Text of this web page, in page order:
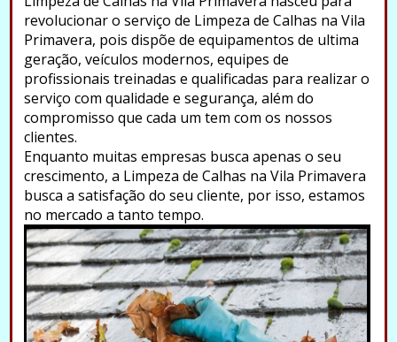
revolucionar o serviço de Limpeza de Calhas na Vila
Primavera, pois dispõe de equipamentos de ultima
geração, veículos modernos, equipes de
profissionais treinadas e qualificadas para realizar o
serviço com qualidade e segurança, além do
compromisso que cada um tem com os nossos
clientes.
Enquanto muitas empresas busca apenas o seu
crescimento, a Limpeza de Calhas na Vila Primavera
busca a satisfação do seu cliente, por isso, estamos
no mercado a tanto tempo.